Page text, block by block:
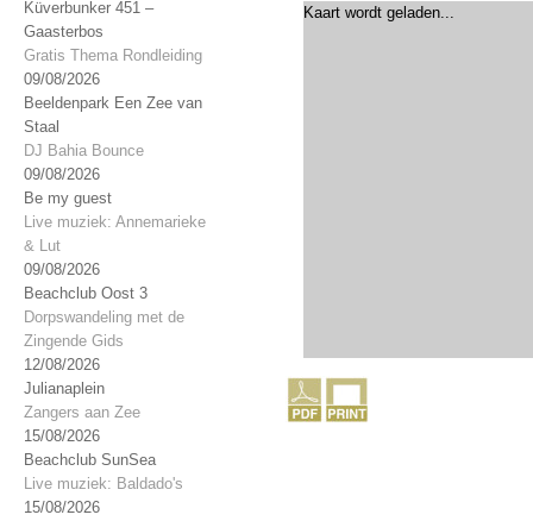
Küverbunker 451 –
Gaasterbos
Gratis Thema Rondleiding
09/08/2026
Beeldenpark Een Zee van
Staal
DJ Bahia Bounce
09/08/2026
Be my guest
Live muziek: Annemarieke
& Lut
09/08/2026
Beachclub Oost 3
Dorpswandeling met de
Zingende Gids
12/08/2026
Julianaplein
Zangers aan Zee
15/08/2026
Beachclub SunSea
Live muziek: Baldado's
15/08/2026
Kaart wordt geladen...